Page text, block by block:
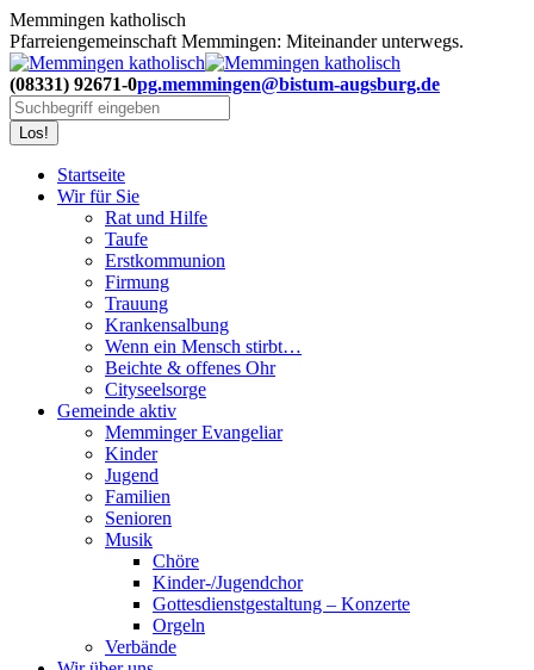
Zum
Inhalt
springen
Memmingen katholisch
Pfarreiengemeinschaft Memmingen: Miteinander unterwegs.
(08331) 92671-0pg.memmingen@bistum-augsburg.de
Search:
Startseite
Wir für Sie
Rat und Hilfe
Taufe
Erstkommunion
Firmung
Trauung
Krankensalbung
Wenn ein Mensch stirbt…
Beichte & offenes Ohr
Cityseelsorge
Gemeinde aktiv
Memminger Evangeliar
Kinder
Jugend
Familien
Senioren
Musik
Chöre
Kinder-/Jugendchor
Gottesdienstgestaltung – Konzerte
Orgeln
Verbände